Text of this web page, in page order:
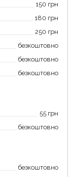
150 грн
180 грн
250 грн
безкоштовно
безкоштовно
безкоштовно
55 грн
безкоштовно
безкоштовно